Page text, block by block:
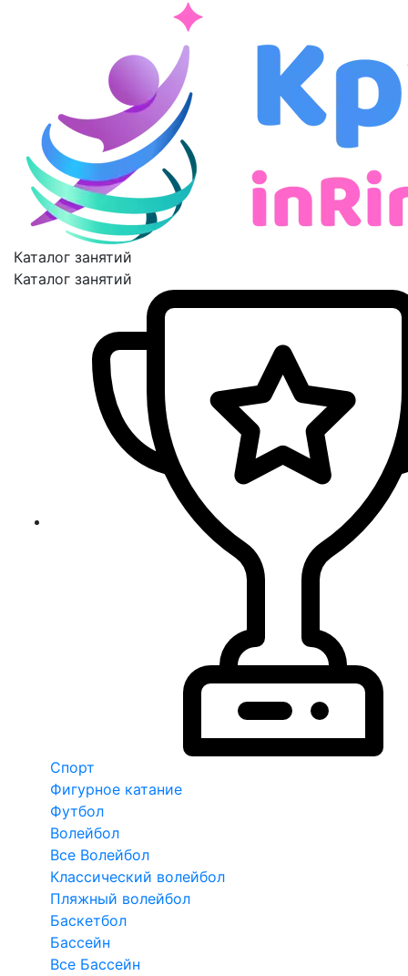
Каталог занятий
Каталог занятий
Спорт
Фигурное катание
Футбол
Волейбол
Все Волейбол
Классический волейбол
Пляжный волейбол
Баскетбол
Бассейн
Все Бассейн